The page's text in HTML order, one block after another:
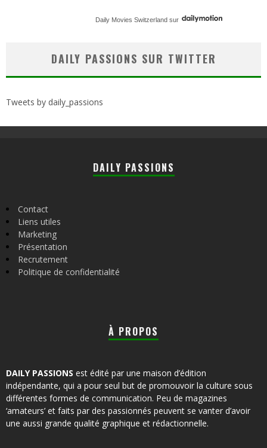
Daily Movies Switzerland sur
DAILY PASSIONS SUR TWITTER
Tweets by daily_passions
DAILY PASSIONS
Contact
Liens utiles
Marketing
Présentation
Recrutement
Politique de confidentialité
À PROPOS
DAILY PASSIONS est édité par une maison d’édition
indépendante, qui a pour seul but de promouvoir la culture sous
différentes formes de communication. Peu de magazines
‘amateurs’ et faits par des passionnés peuvent se vanter d’avoir
une aussi grande qualité graphique et rédactionnelle.